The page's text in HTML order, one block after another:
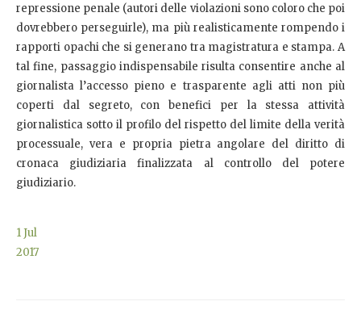
repressione penale (autori delle violazioni sono coloro che poi
dovrebbero perseguirle), ma più realisticamente rompendo i
rapporti opachi che si generano tra magistratura e stampa. A
tal fine, passaggio indispensabile risulta consentire anche al
giornalista l’accesso pieno e trasparente agli atti non più
coperti dal segreto, con benefici per la stessa attività
giornalistica sotto il profilo del rispetto del limite della verità
processuale, vera e propria pietra angolare del diritto di
cronaca giudiziaria finalizzata al controllo del potere
giudiziario.
1Jul
2017